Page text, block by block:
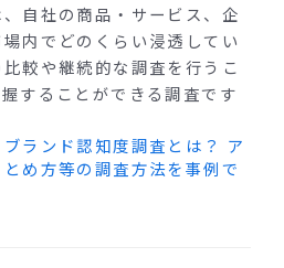
自社の商品・サービス、企
内でどのくらい浸透してい
較や継続的な調査を行うこ
することができる調査です
ランド認知度調査とは？ ア
め方等の調査方法を事例で